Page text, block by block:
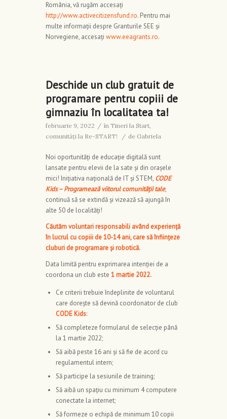
România, vă rugăm accesați
http://www.activecitizensfund.ro. Pentru mai
multe informații despre Granturile SEE și
Norvegiene, accesați www.eeagrants.ro.
Deschide un club gratuit de
programare pentru copiii de
gimnaziu în localitatea ta!
februarie 9, 2022 / în Tineri la Start,
comunități la Re-START!
/ de Gabriela
Noi oportunități de educație digitală sunt
lansate pentru elevii de la sate și din orașele
mici! Inițiativa națională de IT și STEM, CODE
Kids – Programează viitorul comunității tale,
continuă să se extindă și vizează să ajungă în
alte 50 de localități!
Căutăm voluntari responsabili având experiență
în lucrul cu copiii de 10-14 ani, care să înființeze
cluburi de programare și robotică.
Data limită pentru exprimarea intenției de a
coordona un club este 1 martie 2022.
Ce criterii trebuie îndeplinite de voluntarul
care dorește să devină coordonator de club
CODE Kids:
Să completeze formularul de selecție până
la 1 martie 2022;
Să aibă peste 16 ani și să fie de acord cu
regulamentul intern;
Să participe la sesiunile de training;
Să aibă un spațiu cu minimum 4 computere
conectate la internet;
Să formeze o echipă de minimum 10 copii